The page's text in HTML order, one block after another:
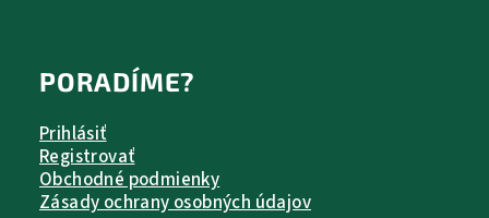
PORADÍME?
Prihlásiť
Registrovať
Obchodné podmienky
Zásady ochrany osobných údajov